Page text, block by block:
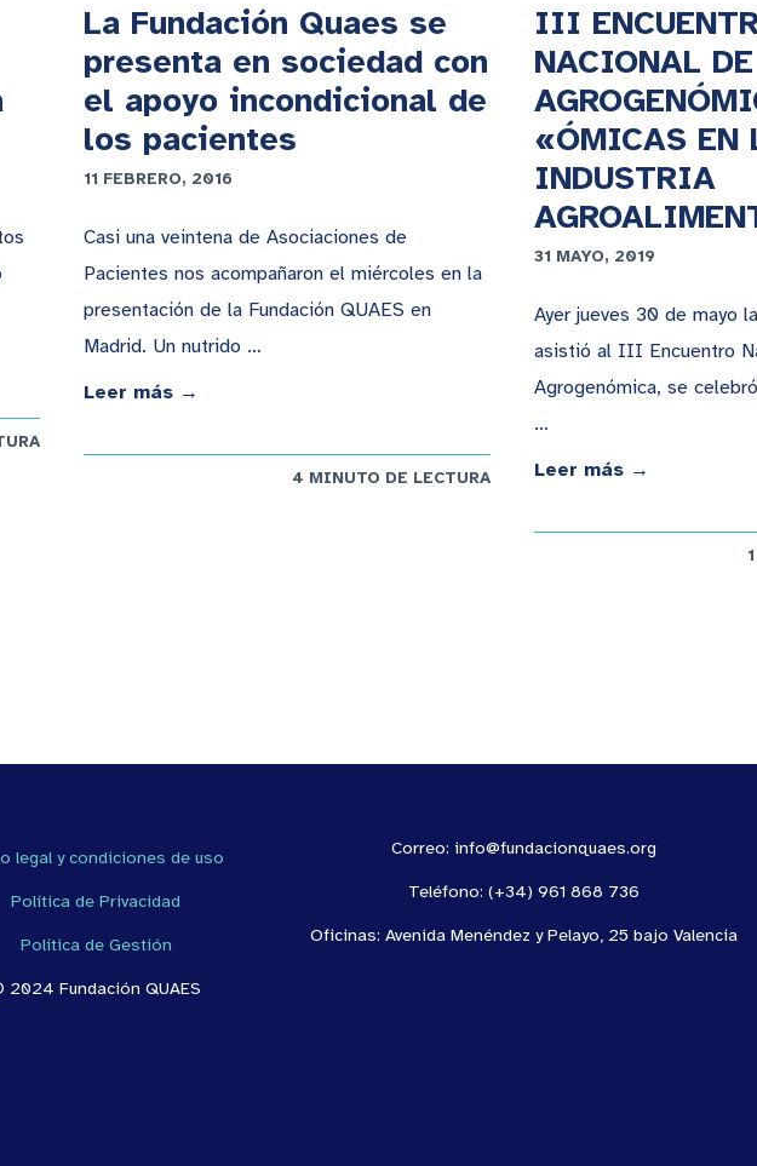
La Fundación Quaes se
presenta en sociedad con
el apoyo incondicional de
los pacientes
11 FEBRERO, 2016
Casi una veintena de Asociaciones de
Pacientes nos acompañaron el miércoles en la
presentación de la Fundación QUAES en
Madrid. Un nutrido …
Leer más →
4 MINUTO DE LECTURA
III
NACIONAL DE
«ÓMICAS EN
INDUSTRIA
31 MAYO, 2019
Ayer jueves 30 de mayo
asistió al III Encuentro
Agrogenómica, se
…
Leer más →
legal y condiciones de uso
Política de Privacidad
Política de Gestión
2024 Fundación QUAES
Correo: info@fundacionquaes.org
Teléfono: (+34) 961 868 736
Oficinas: Avenida Menéndez y Pelayo, 25 bajo Valencia